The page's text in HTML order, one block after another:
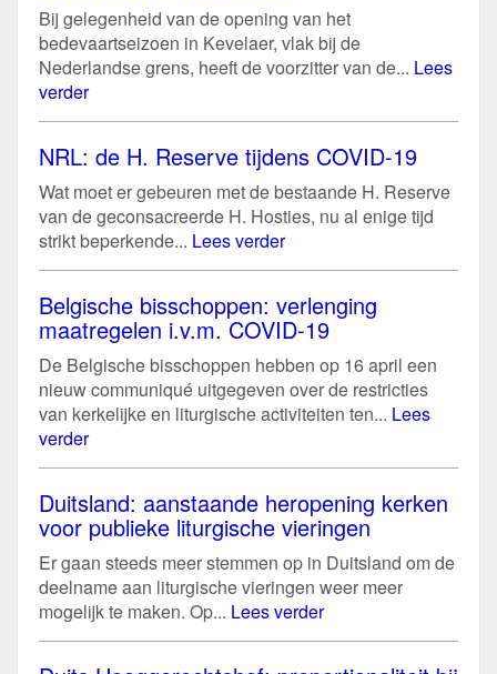
Bij gelegenheid van de opening van het
bedevaartseizoen in Kevelaer, vlak bij de
Nederlandse grens, heeft de voorzitter van de... Lees
verder
NRL: de H. Reserve tijdens COVID-19
Wat moet er gebeuren met de bestaande H. Reserve
van de geconsacreerde H. Hosties, nu al enige tijd
strikt beperkende... Lees verder
Belgische bisschoppen: verlenging
maatregelen i.v.m. COVID-19
De Belgische bisschoppen hebben op 16 april een
nieuw communiqué uitgegeven over de restricties
van kerkelijke en liturgische activiteiten ten... Lees
verder
Duitsland: aanstaande heropening kerken
voor publieke liturgische vieringen
Er gaan steeds meer stemmen op in Duitsland om de
deelname aan liturgische vieringen weer meer
mogelijk te maken. Op... Lees verder